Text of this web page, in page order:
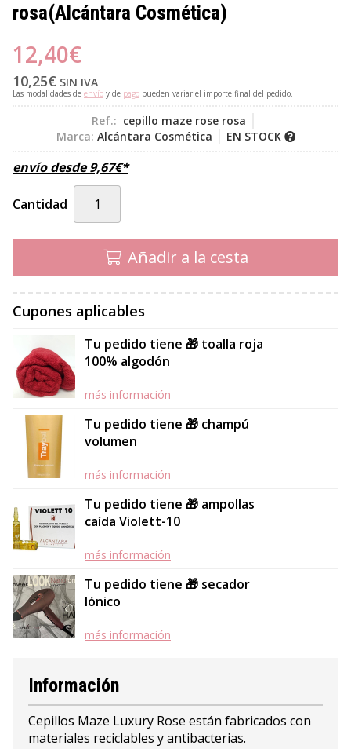
rosa(Alcántara Cosmética)
12,40€
10,25€ SIN IVA
Las modalidades de envío y de pago pueden variar el importe final del pedido.
Ref.: cepillo maze rose rosa
Marca: Alcántara Cosmética EN STOCK
envío desde9,67€*
Cantidad
Añadir a la cesta
Cupones aplicables
Tu pedido tiene 🎁 toalla roja
100% algodón
más información
Tu pedido tiene 🎁 champú
volumen
más información
Tu pedido tiene 🎁 ampollas
caída Violett-10
más información
Tu pedido tiene 🎁 secador
Iónico
más información
Información
Cepillos Maze Luxury Rose están fabricados con
materiales reciclables y antibacterias.